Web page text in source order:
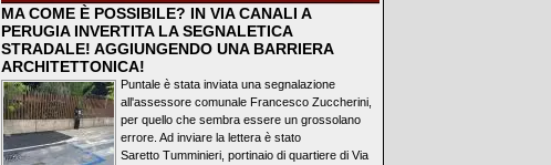
MA COME È POSSIBILE? IN VIA CANALI A
PERUGIA INVERTITA LA SEGNALETICA
STRADALE! AGGIUNGENDO UNA BARRIERA
ARCHITETTONICA!
Puntale è stata inviata una segnalazione
all'assessore comunale Francesco Zuccherini,
per quello che sembra essere un grossolano
errore. Ad inviare la lettera è stato
Saretto Tumminieri, portinaio di quartiere di Via